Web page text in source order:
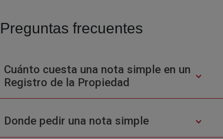
Preguntas frecuentes
Cuánto cuesta una nota simple en un
Registro de la Propiedad
Donde pedir una nota simple